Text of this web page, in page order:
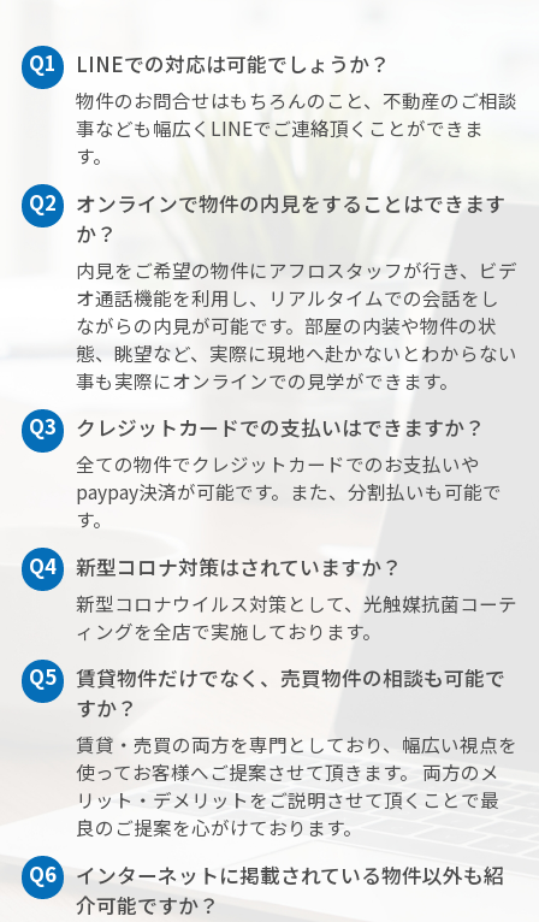
ファステート難波グランプリ
・角部屋の1LDK！
・広々とした1LDK！
・スーパーコンビニ徒歩圏内
◎オンライン内見可能です！
AFLOなんば店 06-6575-9601
2026.08.02
Q1 LINEでの対応は可能でしょうか？
物件のお問合せはもちろんのこと、不動産のご相談
事なども幅広くLINEでご連絡頂くことができま
す。
Q2
オンラインで物件の内見をすることはできます
か？
内見をご希望の物件にアフロスタッフが行き、ビデ
オ通話機能を利用し、リアルタイムでの会話をし
ながらの内見が可能です。部屋の内装や物件の状
態、眺望など、実際に現地へ赴かないとわからない
事も実際にオンラインでの見学ができます。
Q3 クレジットカードでの支払いはできますか？
全ての物件でクレジットカードでのお支払いや
paypay決済が可能です。また、分割払いも可能で
す。
Q4 新型コロナ対策はされていますか？
新型コロナウイルス対策として、光触媒抗菌コーテ
ィングを全店で実施しております。
Q5
賃貸物件だけでなく、売買物件の相談も可能で
すか？
賃貸・売買の両方を専門としており、幅広い視点を
使ってお客様へご提案させて頂きます。 両方のメ
リット・デメリットをご説明させて頂くことで最
良のご提案を心がけております。
Q6
インターネットに掲載されている物件以外も紹
介可能ですか？